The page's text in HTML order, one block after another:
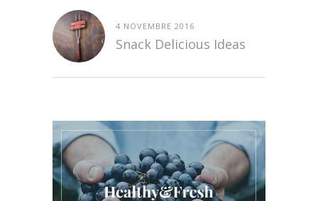
4 NOVEMBRE 2016
Snack Delicious Ideas